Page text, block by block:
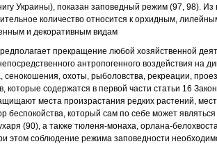
Украины), показан заповедный режим (97, 98).
количествоотносится к орхидным,
и декоративным видам
прекращение любой хозяйственной
антропогенного воздействия на
сенокошения,охоты, рыболовства, рекреации,
которые содержатся в первойчасти статьи 16
места произрастания редкихрастений,
беспокойства, который сам по себе может
(90), а также тюленя-монаха, орлана-
этом соблюдение режима заповедности